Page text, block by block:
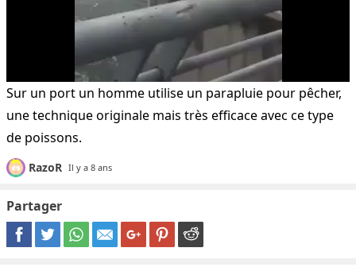
Sur un port un homme utilise un parapluie pour pêcher,
une technique originale mais très efficace avec ce type
de poissons.
RazoR Il y a 8 ans
Partager